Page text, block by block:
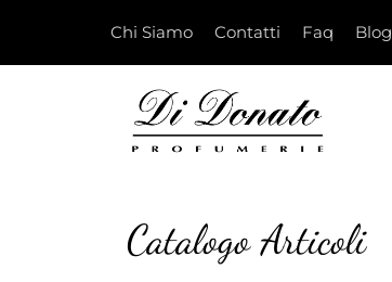
Chi Siamo Contatti Faq Blog
Catalogo Articoli